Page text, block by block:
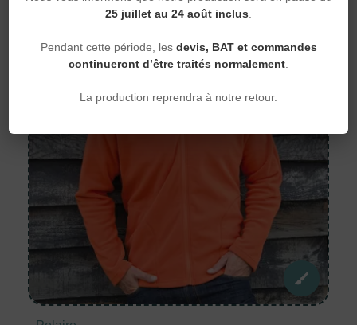
25 juillet au 24 août inclus
Pendant cette période, les devis, BAT et commandes
continueront d’être traités normalement
La production reprendra à notre retour.